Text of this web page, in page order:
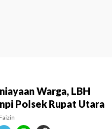
Warga, LBH
Polsek Rupat Utara